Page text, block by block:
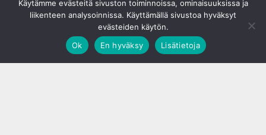
Käytämme evästeitä sivuston toiminnoissa, ominaisuuksissa ja
liikenteen analysoinnissa. Käyttämällä sivustoa hyväksyt
evästeiden käytön.
Ok
En hyväksy Lisätietoja